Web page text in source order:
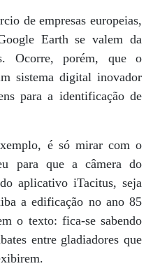
de empresas europeias,
Earth se valem da
Ocorre, porém, que o
sistema digital inovador
para a identificação de
é só mirar com o
para que a câmera do
aplicativo iTacitus, seja
a edificação no ano 85
o texto: fica-se sabendo
entre gladiadores que